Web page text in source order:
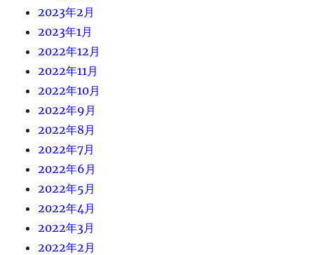
2023年2月
2023年1月
2022年12月
2022年11月
2022年10月
2022年9月
2022年8月
2022年7月
2022年6月
2022年5月
2022年4月
2022年3月
2022年2月